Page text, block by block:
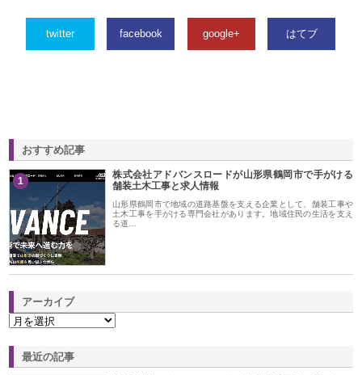
twitter facebook google+ はてブ
おすすめ記事
1
株式会社アドバンスロードが山形県鶴岡市で手がける
舗装土木工事と求人情報
山形県鶴岡市で地域の道路基盤を支える企業として、舗装工事や
土木工事を手がける専門会社があります。地域住民の生活を支え
る道…
アーカイブ
最近の記事